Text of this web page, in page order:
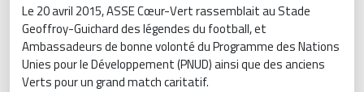
Le 20 avril 2015, ASSE Cœur-Vert rassemblait au Stade
Geoffroy-Guichard des légendes du football, et
Ambassadeurs de bonne volonté du Programme des Nations
Unies pour le Développement (PNUD) ainsi que des anciens
Verts pour un grand match caritatif.